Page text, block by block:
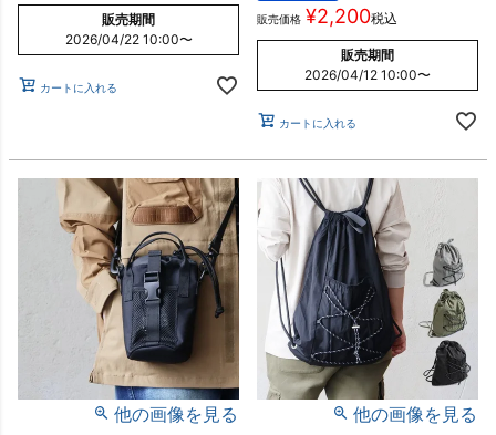
販売期間
2026/04/22 10:00〜
カートに入れる
販売価格 ¥2,200税込
販売期間
2026/04/12 10:00〜
カートに入れる
他の画像を見る 他の画像を見る